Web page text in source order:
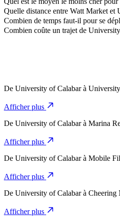
La façon la plus abordable de se
Quelle distance entre Watt Market et
Watt Market est à environ 3,9 km de
Combien de temps faut-il pour se
Il faut environ 9 min pour se
Combien coûte un trajet de
De University of Calabar à
Afficher plus
De University of Calabar à Marina
Afficher plus
De University of Calabar à Mobile
Afficher plus
De University of Calabar à Cheering
Afficher plus